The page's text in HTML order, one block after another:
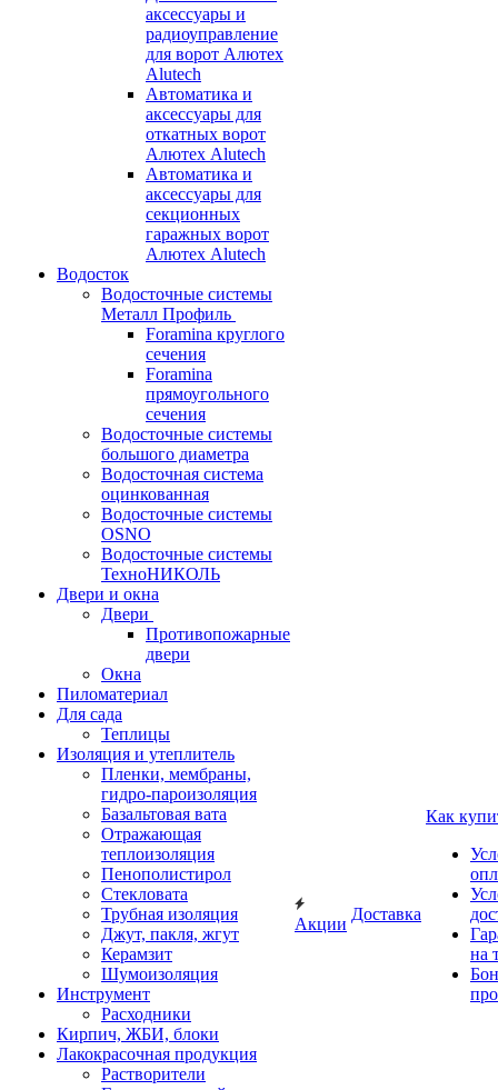
аксессуары и
радиоуправление
для ворот Алютех
Alutech
Автоматика и
аксессуары для
откатных ворот
Алютех Alutech
Автоматика и
аксессуары для
секционных
гаражных ворот
Алютех Alutech
Водосток
Водосточные системы
Металл Профиль
Foramina круглого
сечения
Foramina
прямоугольного
сечения
Водосточные системы
большого диаметра
Водосточная система
оцинкованная
Водосточные системы
OSNO
Водосточные системы
ТехноНИКОЛЬ
Двери и окна
Двери
Противопожарные
двери
Окна
Пиломатериал
Для сада
Теплицы
Изоляция и утеплитель
Пленки, мембраны,
гидро-пароизоляция
Базальтовая вата
Отражающая
теплоизоляция
Пенополистирол
Стекловата
Трубная изоляция
Джут, пакля, жгут
Керамзит
Шумоизоляция
Инструмент
Расходники
Кирпич, ЖБИ, блоки
Лакокрасочная продукция
Растворители
Акции
Доставка
Как
на